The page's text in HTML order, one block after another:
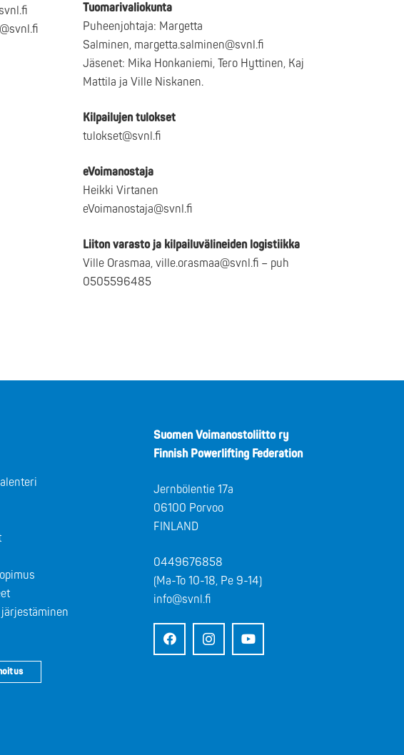
Tuomarivaliokunta
Puheenjohtaja: Margetta
Salminen, margetta.salminen@svnl.fi
Jäsenet: Mika Honkaniemi, Tero Hyttinen, Kaj
Mattila ja Ville Niskanen.
Kilpailujen tulokset
tulokset@svnl.fi
eVoimanostaja
Heikki Virtanen
eVoimanostaja@svnl.fi
Liiton varasto ja kilpailuvälineiden logistiikka
Ville Orasmaa, ville.orasmaa@svnl.fi – puh
0505596485
Suomen Voimanostoliitto ry
Finnish Powerlifting Federation
Jernbölentie 17a
06100 Porvoo
FINLAND
0449676858
(Ma-To 10-18, Pe 9-14)
info@svnl.fi